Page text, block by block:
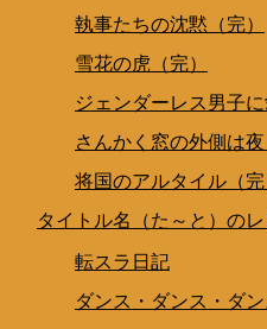
執事たちの沈黙（完）
雪花の虎（完）
ジェンダーレス男子
さんかく窓の外側は夜
将国のアルタイル（完
タイトル名（た～と）の
転スラ日記
ダンス・ダンス・ダ